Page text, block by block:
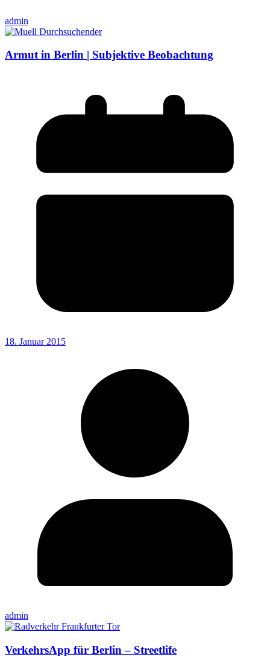
admin
Armut in Berlin | Subjektive Beobachtung
18. Januar 2015
admin
VerkehrsApp für Berlin – Streetlife